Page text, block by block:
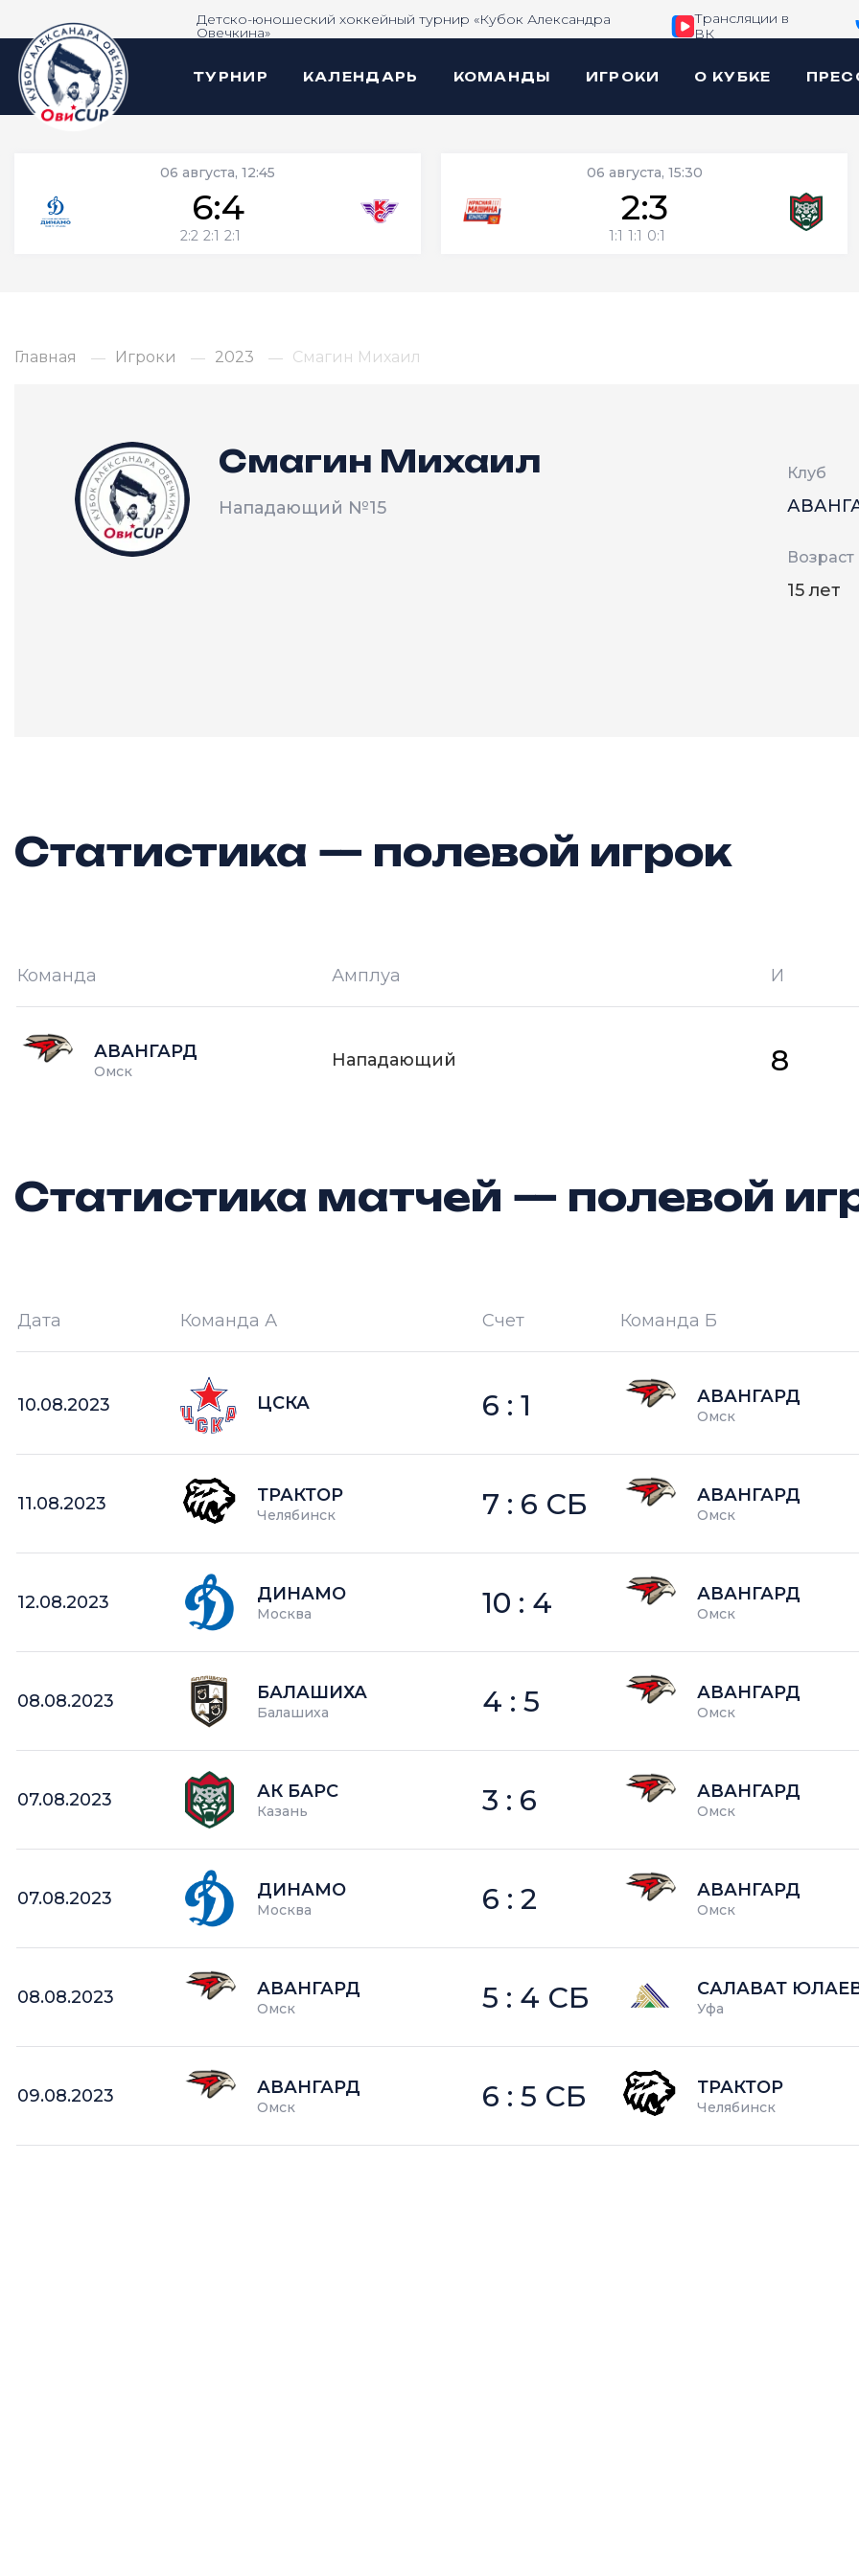
Детско-юношеский хоккейный турнир «Кубок Александра
Овечкина»
Трансляции в
ВК
ТУРНИР КАЛЕНДАРЬ КОМАНДЫ ИГРОКИ О КУБКЕ
06 августа, 12:45
6:4
2:2 2:1 2:1
06 августа, 15:30
2:3
1:1 1:1 0:1
Главная Игроки 2023 Смагин Михаил
Смагин Михаил
Нападающий №15
Клуб
Возраст
15 лет
Статистика — полевой игрок
Команда Амплуа И
АВАНГАРД
Омск
Нападающий 8
Статистика матчей — полевой
Дата Команда А Счет Команда Б
10.08.2023 ЦСКА 6 : 1 АВАНГАРД
Омск
11.08.2023 ТРАКТОР
Челябинск 7 : 6 СБ АВАНГАРД
Омск
12.08.2023 ДИНАМО
Москва 10 : 4 АВАНГАРД
Омск
08.08.2023 БАЛАШИХА
Балашиха 4 : 5 АВАНГАРД
Омск
07.08.2023 АК БАРС
Казань 3 : 6 АВАНГАРД
Омск
07.08.2023 ДИНАМО
Москва 6 : 2 АВАНГАРД
Омск
08.08.2023 АВАНГАРД
Омск 5 : 4 СБ САЛАВАТ
Уфа
09.08.2023 АВАНГАРД
Омск 6 : 5 СБ ТРАКТОР
Челябинск